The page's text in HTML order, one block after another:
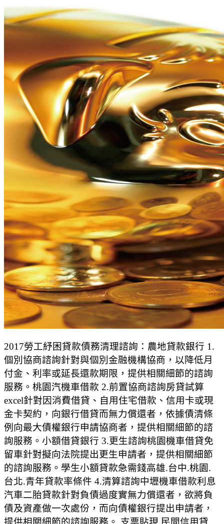
2017勞工紓困貸款債務清理諮詢：農地貸款銀行 1.
個別協商諮詢針對與個別金融機構協商，以降低月
付金、利率或延長還款期限，提供相關細節的諮詢
服務。桃園汽機車借款 2.前置協商諮詢房貸試算
excel針對因消費借貸、自用住宅借款、信用卡或現
金卡契約，向銀行借貸而無力償還者，依據債清條
例向最大債權銀行申請協商者，提供相關細節的諮
詢服務。小額借貸銀行 3.更生諮詢桃園機車借貸免
留車針對擬向法院提出更生申請者，提供相關細節
的諮詢服務。學生小額貸款急需錢高雄.台中.桃園.
台北.青年貸款率條件 4.清算諮詢中壢機車借款利息
汽車二胎貸款針對負債過度實無力償還者，欲將負
債及資產做一次處份，而向債權銀行提出申請者，
提供相關細節的諮詢服務。 支票貼現,民間信用貸